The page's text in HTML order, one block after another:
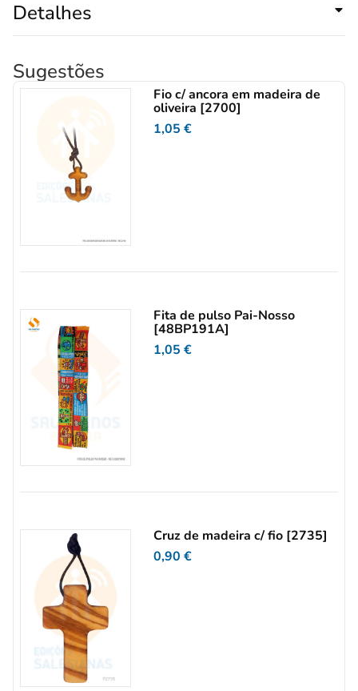
Detalhes
Sugestões
Fio c/ ancora em madeira de
oliveira [2700]
1,05€
Fita de pulso Pai-Nosso
[48BP191A]
1,05€
Cruz de madeira c/ fio [2735]
0,90€